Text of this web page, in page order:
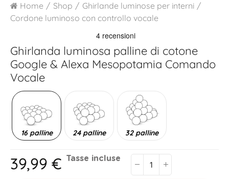
Home Shop
Ghirlande luminose per interni
Cordone luminoso con controllo vocale
Ghirlanda luminosa palline di cotone
Google & Alexa Mesopotamia Comando
Vocale
16 palline 24 palline 32 palline
39,99 € Tasse incluse